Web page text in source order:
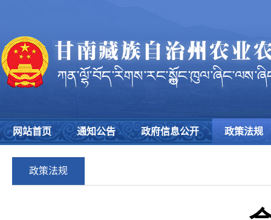
网站首页 通知公告 政府信息公开 政策法规
政策法规